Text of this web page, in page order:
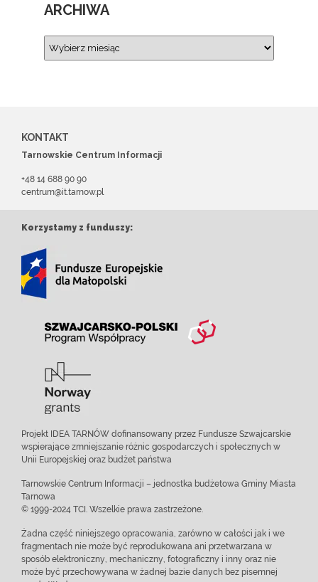
ARCHIWA
KONTAKT
Tarnowskie Centrum Informacji
+48 14 688 90 90
centrum@it.tarnow.pl
Korzystamy z funduszy:
Projekt IDEA TARNÓW dofinansowany przez Fundusze Szwajcarskie
wspierające zmniejszanie różnic gospodarczych i społecznych w
Unii Europejskiej oraz budżet państwa
Tarnowskie Centrum Informacji – jednostka budżetowa Gminy Miasta
Tarnowa
© 1999-2024 TCI. Wszelkie prawa zastrzeżone.
Żadna część niniejszego opracowania, zarówno w całości jak i we
fragmentach nie może być reprodukowana ani przetwarzana w
sposób elektroniczny, mechaniczny, fotograficzny i inny oraz nie
może być przechowywana w żadnej bazie danych bez pisemnej